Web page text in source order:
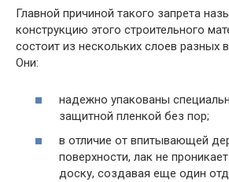
Главной причиной такого запрета
конструкцию этого строительного
состоит из нескольких слоев разных
Они:
надежно упакованы
защитной пленкой без пор;
в отличие от впитывающей
поверхности, лак не
доску, создавая еще один